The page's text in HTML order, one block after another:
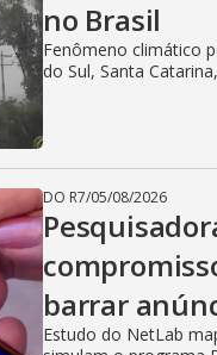
V
i
d
no Brasil
Fenômeno climático
do Sul, Santa
DO R7/05/08/2026
barrar
Estudo do NetLab